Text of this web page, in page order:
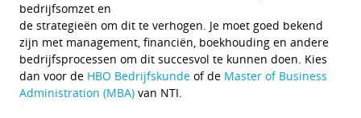
bedrijfsomzet en
de strategieën om dit te verhogen. Je moet goed bekend
zijn met management, financiën, boekhouding en andere
bedrijfsprocessen om dit succesvol te kunnen doen. Kies
dan voor de HBO Bedrijfskunde of de Master of Business
Administration (MBA) van NTI.